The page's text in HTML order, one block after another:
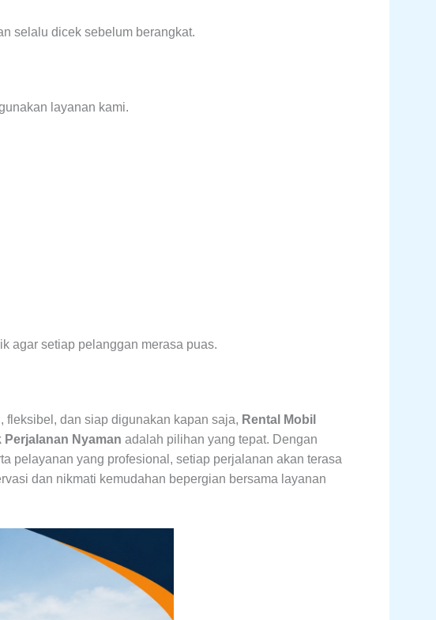
selalu dicek sebelum berangkat.
layanan kami.
agar setiap pelanggan merasa puas.
fleksibel, dan siap digunakan kapan saja, Rental Mobil
Nyaman adalah pilihan yang tepat. Dengan
pelayanan yang profesional, setiap perjalanan akan terasa
dan nikmati kemudahan bepergian bersama layanan